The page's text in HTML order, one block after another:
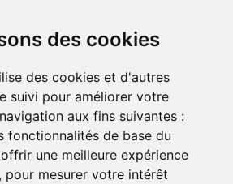
des cookies
des cookies et d'autres
suivi pour améliorer votre
aux fins suivantes :
fonctionnalités de base du
une meilleure expérience
, pour mesurer votre intérêt
budget face aux
à votre animal les
tout en anticipant les
savoir